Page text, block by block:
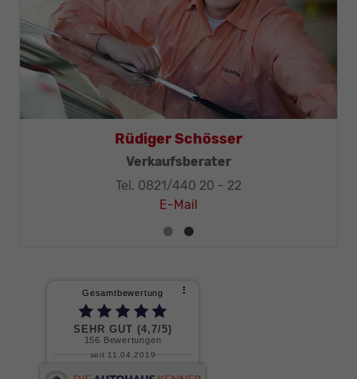
Rüdiger Schösser
Verkaufsberater
Tel. 0821/440 20 - 22